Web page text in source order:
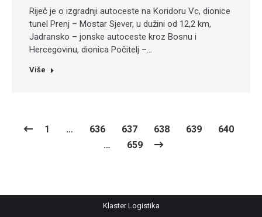
Riječ je o izgradnji autoceste na Koridoru Vc, dionice
tunel Prenj – Mostar Sjever, u dužini od 12,2 km,
Jadransko – jonske autoceste kroz Bosnu i
Hercegovinu, dionica Počitelj –…
Više
1 … 636 637 638 639
640
…
659
Klaster Logistika